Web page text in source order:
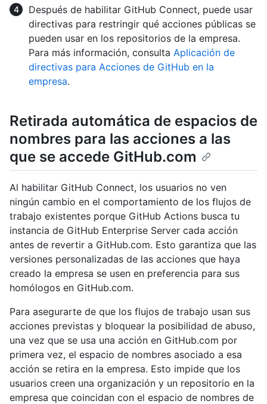
Después de habilitar GitHub Connect, puede usar
directivas para restringir qué acciones públicas se
pueden usar en los repositorios de la empresa.
Para más información, consulta Aplicación de
directivas para Acciones de GitHub en la
empresa.
Retirada automática de espacios de
nombres para las acciones a las
que se accede GitHub.com
Al habilitar GitHub Connect, los usuarios no ven
ningún cambio en el comportamiento de los flujos de
trabajo existentes porque GitHub Actions busca tu
instancia de GitHub Enterprise Server cada acción
antes de revertir a GitHub.com. Esto garantiza que las
versiones personalizadas de las acciones que haya
creado la empresa se usen en preferencia para sus
homólogos en GitHub.com.
Para asegurarte de que los flujos de trabajo usan sus
acciones previstas y bloquear la posibilidad de abuso,
una vez que se usa una acción en GitHub.com por
primera vez, el espacio de nombres asociado a esa
acción se retira en la empresa. Esto impide que los
usuarios creen una organización y un repositorio en la
empresa que coincidan con el espacio de nombres de